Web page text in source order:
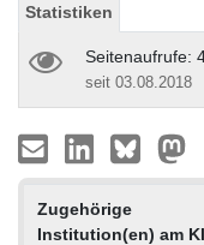
Statistiken
Seitenaufrufe:
seit 03.08.2018
Zugehörige
Institution(en) am